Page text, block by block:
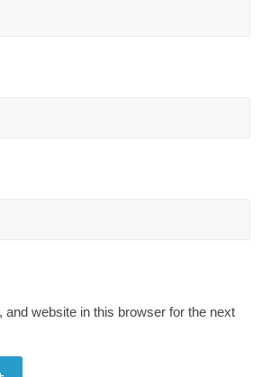
and website in this browser for the next